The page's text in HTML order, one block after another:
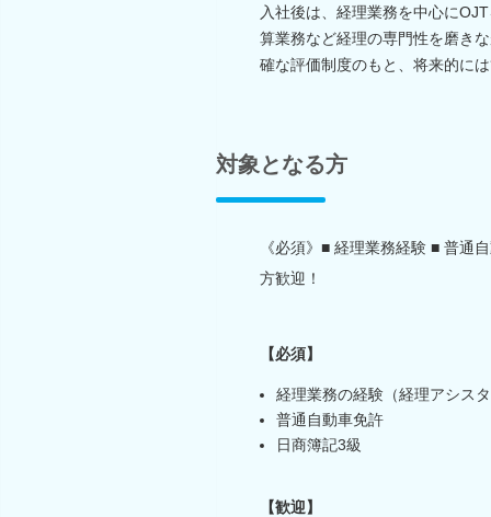
入社後は、経理業務を中心に
算業務など経理の専門性を磨き
確な評価制度のもと、将来的に
対象となる方
《必須》■ 経理業務経験 ■ 普通
方歓迎！
【必須】
経理業務の経験（経理アシス
普通自動車免許
日商簿記3級
【歓迎】